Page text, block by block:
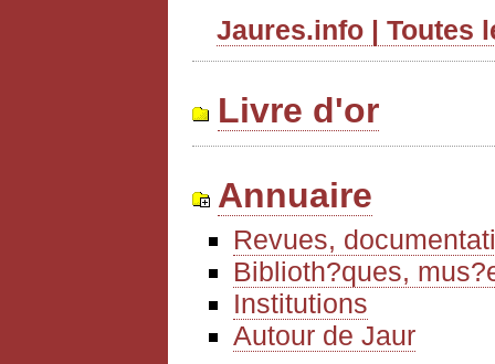
Jaures.info | Toutes
Livre d'or
Annuaire
Revues,
Biblioth?ques,
Institutions
Autour de Jaur